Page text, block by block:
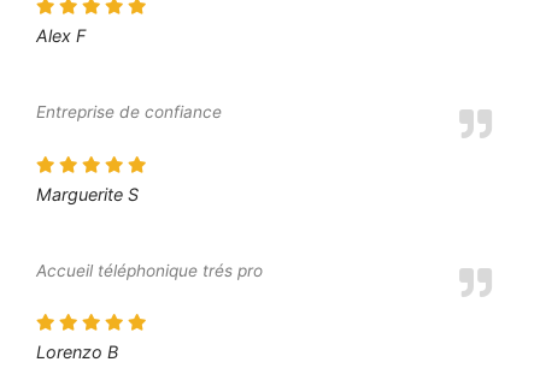
Alex F
Entreprise de confiance
Marguerite S
Accueil téléphonique trés pro
Lorenzo B